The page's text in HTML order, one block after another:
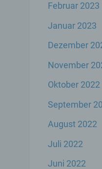
Februar 2023
Januar 2023
Dezember
November
Oktober 2022
September
August 2022
Juli 2022
Juni 2022